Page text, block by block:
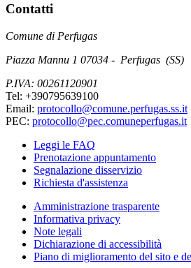
Contatti
Comune di Perfugas
Piazza Mannu 1 07034 - Perfugas (SS)
P.IVA: 00261120901
Tel: +390795639100
Email: protocollo@comune.perfugas.ss.it
PEC: protocollo@pec.comuneperfugas.it
Leggi le FAQ
Prenotazione appuntamento
Segnalazione disservizio
Richiesta d'assistenza
Amministrazione trasparente
Informativa privacy
Note legali
Dichiarazione di accessibilità
Piano di miglioramento del sito e